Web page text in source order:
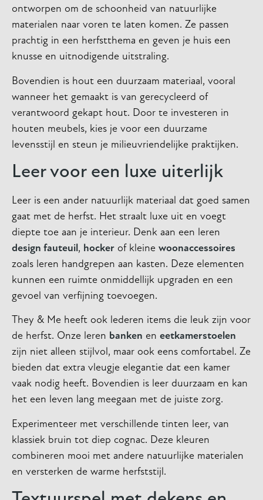
ontworpen om de schoonheid van natuurlijke
materialen naar voren te laten komen. Ze passen
prachtig in een herfstthema en geven je huis een
knusse en uitnodigende uitstraling.
Bovendien is hout een duurzaam materiaal, vooral
wanneer het gemaakt is van gerecycleerd of
verantwoord gekapt hout. Door te investeren in
houten meubels, kies je voor een duurzame
levensstijl en steun je milieuvriendelijke praktijken.
Leer voor een luxe uiterlijk
Leer is een ander natuurlijk materiaal dat goed samen
gaat met de herfst. Het straalt luxe uit en voegt
diepte toe aan je interieur. Denk aan een leren
design fauteuil, hocker of kleine woonaccessoires
zoals leren handgrepen aan kasten. Deze elementen
kunnen een ruimte onmiddellijk upgraden en een
gevoel van verfijning toevoegen.
They & Me heeft ook lederen items die leuk zijn voor
de herfst. Onze leren banken en eetkamerstoelen
zijn niet alleen stijlvol, maar ook eens comfortabel. Ze
bieden dat extra vleugje elegantie dat een kamer
vaak nodig heeft. Bovendien is leer duurzaam en kan
het een leven lang meegaan met de juiste zorg.
Experimenteer met verschillende tinten leer, van
klassiek bruin tot diep cognac. Deze kleuren
combineren mooi met andere natuurlijke materialen
en versterken de warme herfststijl.